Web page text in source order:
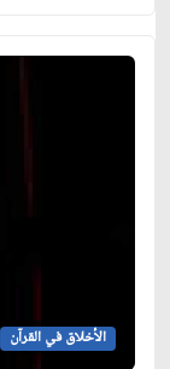
الأخلاق في القرآن